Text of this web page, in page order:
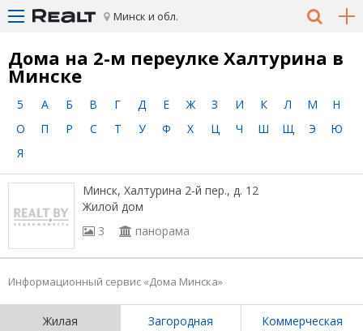
Минск и обл.
Дома на 2-м переулке Халтурина в
Минске
5 А Б В Г Д Е Ж З И К Л М
Н
О
П Р С Т У Ф Х Ц Ч Ш Щ Э
Ю
Я
Минск, Халтурина 2-й пер., д. 12
Жилой дом
3
панорама
Информационный сервис «Дома Минска»
Жилая Загородная Коммерческая